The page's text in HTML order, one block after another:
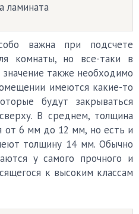
ламината
важна при подсчете
комнаты, но все-таки в
также необходимо
имеются какие-то
будут закрываться
В среднем, толщина
от 6 мм до 12 мм, но есть и
толщину 14 мм. Обычно
у самого прочного и
к высоким классам